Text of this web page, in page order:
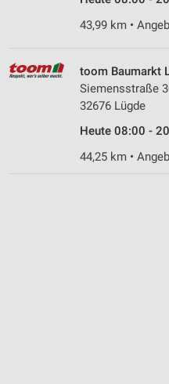
43,99 km •
toom Baumarkt
Siemensstraße
32676 Lügde
Heute 08:00 -
44,25 km •
Funktional